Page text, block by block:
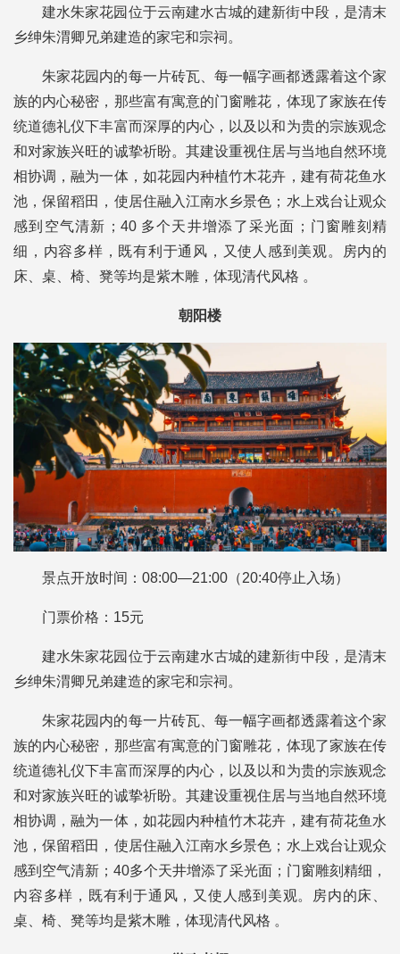
建水朱家花园位于云南建水古城的建新街中段，是清末
乡绅朱渭卿兄弟建造的家宅和宗祠。
朱家花园内的每一片砖瓦、每一幅字画都透露着这个家
族的内心秘密，那些富有寓意的门窗雕花，体现了家族在传
统道德礼仪下丰富而深厚的内心，以及以和为贵的宗族观念
和对家族兴旺的诚挚祈盼。其建设重视住居与当地自然环境
相协调，融为一体，如花园内种植竹木花卉，建有荷花鱼水
池，保留稻田，使居住融入江南水乡景色；水上戏台让观众
感到空气清新；40 多个天井增添了采光面；门窗雕刻精
细，内容多样，既有利于通风，又使人感到美观。房内的
床、桌、椅、凳等均是紫木雕，体现清代风格 。
朝阳楼
景点开放时间：08:00—21:00（20:40停止入场）
门票价格：15元
建水朱家花园位于云南建水古城的建新街中段，是清末
乡绅朱渭卿兄弟建造的家宅和宗祠。
朱家花园内的每一片砖瓦、每一幅字画都透露着这个家
族的内心秘密，那些富有寓意的门窗雕花，体现了家族在传
统道德礼仪下丰富而深厚的内心，以及以和为贵的宗族观念
和对家族兴旺的诚挚祈盼。其建设重视住居与当地自然环境
相协调，融为一体，如花园内种植竹木花卉，建有荷花鱼水
池，保留稻田，使居住融入江南水乡景色；水上戏台让观众
感到空气清新；40多个天井增添了采光面；门窗雕刻精细，
内容多样，既有利于通风，又使人感到美观。房内的床、
桌、椅、凳等均是紫木雕，体现清代风格 。